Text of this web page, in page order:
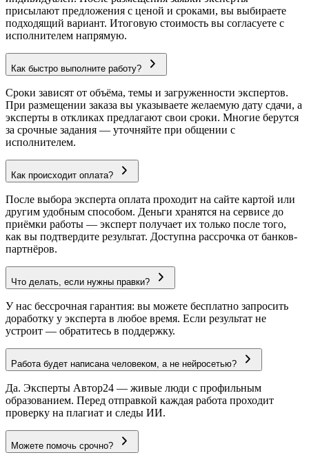
присылают предложения с ценой и сроками, вы выбираете
подходящий вариант. Итоговую стоимость вы согласуете с
исполнителем напрямую.
Как быстро выполните работу?
Сроки зависят от объёма, темы и загруженности экспертов.
При размещении заказа вы указываете желаемую дату сдачи, а
эксперты в откликах предлагают свои сроки. Многие берутся
за срочные задания — уточняйте при общении с
исполнителем.
Как происходит оплата?
После выбора эксперта оплата проходит на сайте картой или
другим удобным способом. Деньги хранятся на сервисе до
приёмки работы — эксперт получает их только после того,
как вы подтвердите результат. Доступна рассрочка от банков-
партнёров.
Что делать, если нужны правки?
У нас бессрочная гарантия: вы можете бесплатно запросить
доработку у эксперта в любое время. Если результат не
устроит — обратитесь в поддержку.
Работа будет написана человеком, а не нейросетью?
Да. Эксперты Автор24 — живые люди с профильным
образованием. Перед отправкой каждая работа проходит
проверку на плагиат и следы ИИ.
Можете помочь срочно?